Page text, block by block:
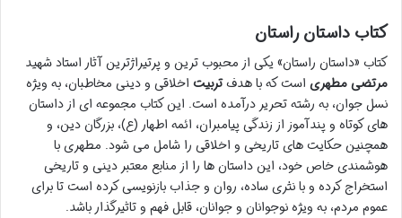
کتاب داستان راستان
کتاب «داستان راستان» یکی از محبوب ترین و پرتیراژترین آثار استاد شهید
مرتضی مطهری است که با هدفتربیت اخلاقی و دینی مخاطبان، به ویژه
نسل جوان، به رشته تحریر درآمده است. این کتاب مجموعه ای از داستان
های کوتاه و پندآموز از زندگی پیامبران، ائمه اطهار (ع)، بزرگان دین، و
همچنین حکایت های تاریخی و اخلاقی را شامل می شود. مطهری با
هوشمندی خاص خود، این داستان ها را از منابع معتبر دینی و تاریخی
استخراج کرده و با نثری ساده، روان و جذاب بازنویسی کرده است تا برای
عموم مردم، به ویژه نوجوانان و جوانان، قابل فهم و تاثیرگذار باشد.